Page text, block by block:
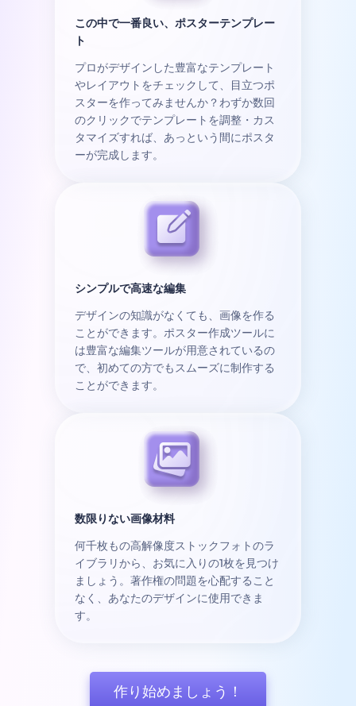
この中で一番良い、ポスターテンプレー
ト
プロがデザインした豊富なテンプレート
やレイアウトをチェックして、目立つポ
スターを作ってみませんか？わずか数回
のクリックでテンプレートを調整・カス
タマイズすれば、あっという間にポスタ
ーが完成します。
シンプルで高速な編集
デザインの知識がなくても、画像を作る
ことができます。ポスター作成ツールに
は豊富な編集ツールが用意されているの
で、初めての方でもスムーズに制作する
ことができます。
数限りない画像材料
何千枚もの高解像度ストックフォトのラ
イブラリから、お気に入りの1枚を見つけ
ましょう。著作権の問題を心配すること
なく、あなたのデザインに使用できま
す。
作り始めましょう！